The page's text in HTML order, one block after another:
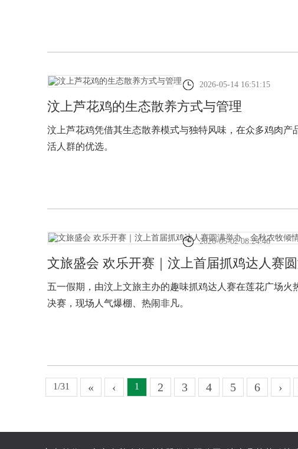
2026-05-14 16:51:15
汶上芦花鸡的生态散养方式与管理
汶上芦花鸡凭借其生态散养模式与独特风味，在众多鸡肉产
活人群的优选。
2026-05-02 08:24:46
文旅盛会 欢乐开赛｜汶上首届抓鸡达人赛
五一假期，由汶上文旅主办的趣味抓鸡达人赛在莲花广场火
决赛，现场人气爆棚、热闹非凡。
1/31 « ‹ 1 2 3 4 5 6 ›